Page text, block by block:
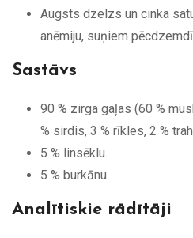
Augsts dzelzs un cinka
anēmiju, suņiem
Sastāvs
90 % zirga gaļas (60 %
% sirdis, 3 % rīkles, 2 %
5 % linsēklu.
5 % burkānu.
Analītiskie rādītāji